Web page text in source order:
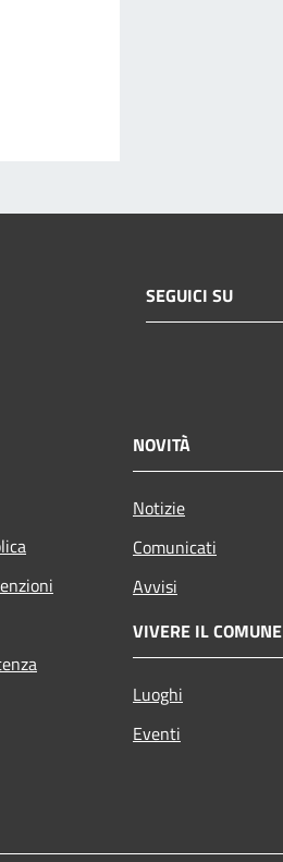
SEGUICI SU
NOVITÀ
Notizie
Comunicati
Avvisi
VIVERE IL COMUNE
Luoghi
Eventi